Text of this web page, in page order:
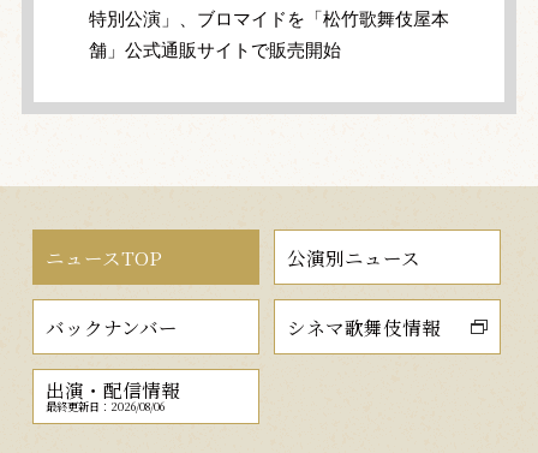
特別公演」、ブロマイドを「松竹歌舞伎屋本
舗」公式通販サイトで販売開始
ニュースTOP 公演別ニュース
バックナンバー シネマ歌舞伎情報
出演・配信情報
最終更新日：2026/08/06